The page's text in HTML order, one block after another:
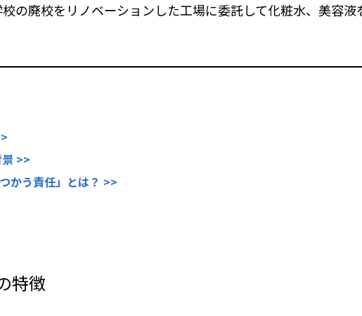
の廃校をリノベーションした工場に委託して化粧水、美容液
>>
かう責任」とは？ >>
特徴